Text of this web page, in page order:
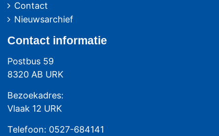
Contact
Nieuwsarchief
Contact informatie
Postbus 59
8320 AB URK
Bezoekadres:
Vlaak 12 URK
Telefoon: 0527-684141